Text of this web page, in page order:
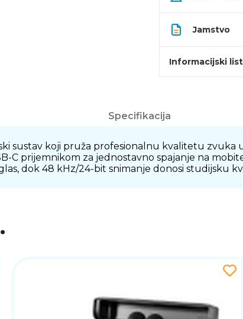
Jamstvo
Informacijski list
Specifikacija
sustav koji pruža profesionalnu kvalitetu
C prijemnikom za jednostavno spajanje na
dok 48 kHz/24-bit snimanje donosi studijsku